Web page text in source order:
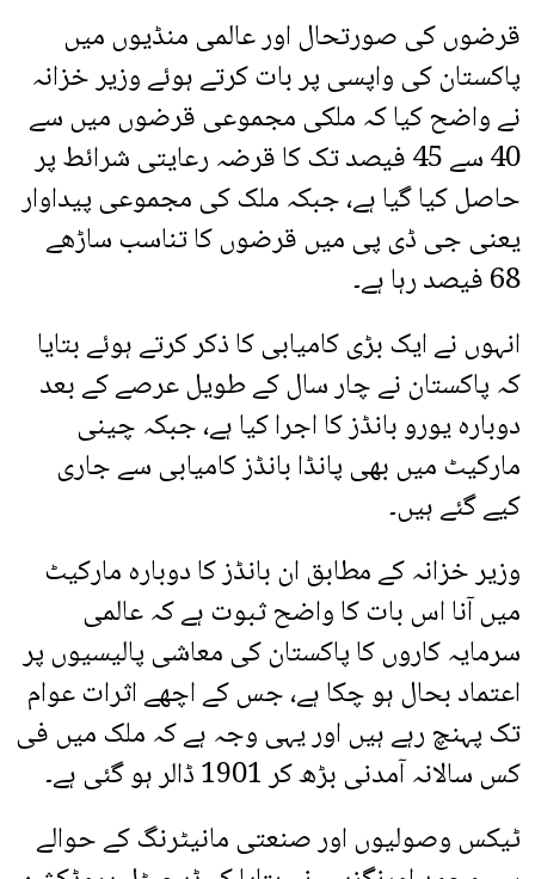
قرضوں کی صورتحال اور عالمی منڈیوں میں
پاکستان کی واپسی پر بات کرتے ہوئے وزیر خزانہ
نے واضح کیا کہ ملکی مجموعی قرضوں میں سے
40 سے 45 فیصد تک کا قرضہ رعایتی شرائط پر
حاصل کیا گیا ہے، جبکہ ملک کی مجموعی پیداوار
یعنی جی ڈی پی میں قرضوں کا تناسب ساڑھے
68 فیصد رہا ہے۔
انہوں نے ایک بڑی کامیابی کا ذکر کرتے ہوئے بتایا
کہ پاکستان نے چار سال کے طویل عرصے کے بعد
دوبارہ یورو بانڈز کا اجرا کیا ہے، جبکہ چینی
مارکیٹ میں بھی پانڈا بانڈز کامیابی سے جاری
کیے گئے ہیں۔
وزیر خزانہ کے مطابق ان بانڈز کا دوبارہ مارکیٹ
میں آنا اس بات کا واضح ثبوت ہے کہ عالمی
سرمایہ کاروں کا پاکستان کی معاشی پالیسیوں پر
اعتماد بحال ہو چکا ہے، جس کے اچھے اثرات عوام
تک پہنچ رہے ہیں اور یہی وجہ ہے کہ ملک میں فی
کس سالانہ آمدنی بڑھ کر 1901 ڈالر ہو گئی ہے۔
ٹیکس وصولیوں اور صنعتی مانیٹرنگ کے حوالے